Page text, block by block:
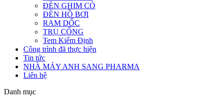
ĐÈN GHIM CỎ
ĐÈN HỒ BƠI
RAM DỐC
TRỤ CỔNG
Tem Kiểm Định
Công trình đã thực hiện
Tin tức
NHÀ MÁY ANH SANG PHARMA
Liên hệ
Danh mục